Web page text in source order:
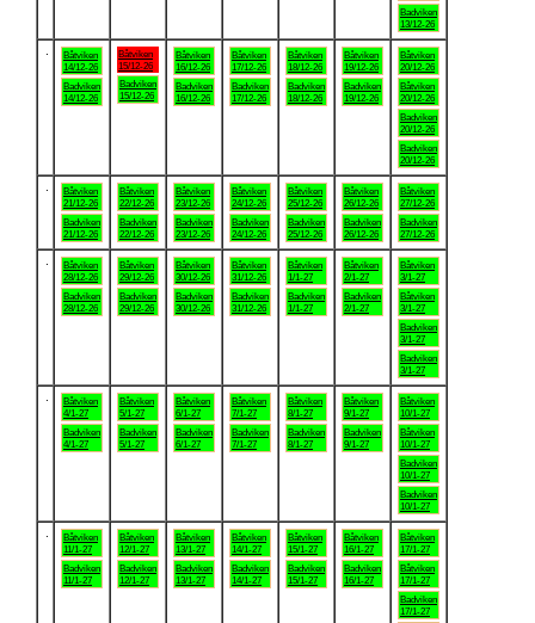
Badviken
13/12-26
Båtviken
14/12-26
Badviken
14/12-26
Båtviken
15/12-26
Badviken
15/12-26
Båtviken
16/12-26
Badviken
16/12-26
Båtviken
17/12-26
Badviken
17/12-26
Båtviken
18/12-26
Badviken
18/12-26
Båtviken
19/12-26
Badviken
19/12-26
Båtviken
20/12-26
Båtviken
20/12-26
Badviken
20/12-26
Badviken
20/12-26
Båtviken
21/12-26
Badviken
21/12-26
Båtviken
22/12-26
Badviken
22/12-26
Båtviken
23/12-26
Badviken
23/12-26
Båtviken
24/12-26
Badviken
24/12-26
Båtviken
25/12-26
Badviken
25/12-26
Båtviken
26/12-26
Badviken
26/12-26
Båtviken
27/12-26
Badviken
27/12-26
Båtviken
28/12-26
Badviken
28/12-26
Båtviken
29/12-26
Badviken
29/12-26
Båtviken
30/12-26
Badviken
30/12-26
Båtviken
31/12-26
Badviken
31/12-26
Båtviken
1/1-27
Badviken
1/1-27
Båtviken
2/1-27
Badviken
2/1-27
Båtviken
3/1-27
Båtviken
3/1-27
Badviken
3/1-27
Badviken
3/1-27
Båtviken
4/1-27
Badviken
4/1-27
Båtviken
5/1-27
Badviken
5/1-27
Båtviken
6/1-27
Badviken
6/1-27
Båtviken
7/1-27
Badviken
7/1-27
Båtviken
8/1-27
Badviken
8/1-27
Båtviken
9/1-27
Badviken
9/1-27
Båtviken
10/1-27
Båtviken
10/1-27
Badviken
10/1-27
Badviken
10/1-27
Båtviken
11/1-27
Badviken
11/1-27
Båtviken
12/1-27
Badviken
12/1-27
Båtviken
13/1-27
Badviken
13/1-27
Båtviken
14/1-27
Badviken
14/1-27
Båtviken
15/1-27
Badviken
15/1-27
Båtviken
16/1-27
Badviken
16/1-27
Båtviken
17/1-27
Båtviken
17/1-27
Badviken
17/1-27